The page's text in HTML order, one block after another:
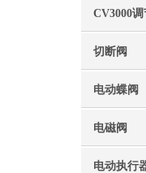
CV3000调
切断阀
电动蝶阀
电磁阀
电动执行